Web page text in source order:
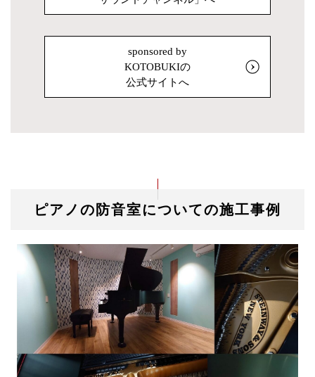
sponsored by
KOTOBUKIの
公式サイトへ
ピアノの防音室についての施工事例